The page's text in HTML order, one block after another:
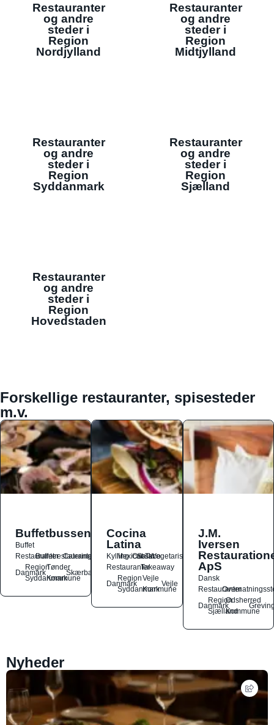
Restauranter
og andre
steder i
Region
Nordjylland
Restauranter
og andre
steder i
Region
Midtjylland
Restauranter
og andre
steder i
Region
Syddanmark
Restauranter
og andre
steder i
Region
Sjælland
Restauranter
og andre
steder i
Region
Hovedstaden
Forskellige restauranter, spisesteder
m.v.
Buffetbussen
Buffet
Restauranter
Buffetrestauranter
Catering
Danmark
Region
Syddanmark
Tønder
Kommune
Skærbæk
Cocina
Latina
Kylling
Mexicansk
OstSalat
TacoVegetarisk
RestauranterTakeaway
Danmark
Region
Syddanmark
Vejle
Kommune
Vejle
J.M.
Iversen
ApS
Dansk
Restauranter
Danmark
Region
Sjælland
Odsherred
Kommune
Nyheder